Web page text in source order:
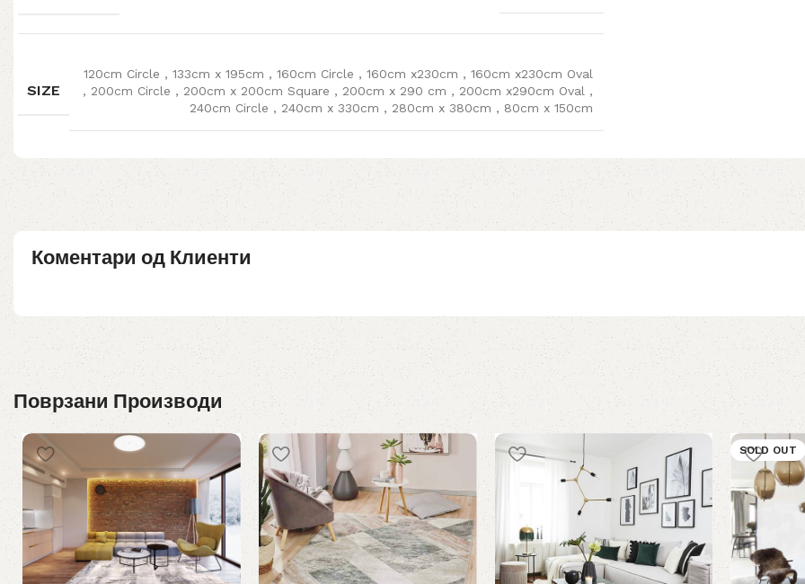
SIZE
120cm Circle , 133cm x 195cm , 160cm Circle , 160cm x230cm , 160cm x230cm Oval
, 200cm Circle , 200cm x 200cm Square , 200cm x 290 cm , 200cm x290cm Oval ,
240cm Circle , 240cm x 330cm , 280cm x 380cm , 80cm x 150cm
Коментари од Клиенти
Поврзани Производи
SOLD OUT